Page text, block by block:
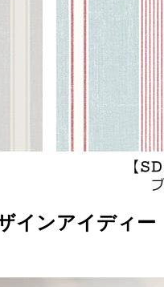
インアイディー